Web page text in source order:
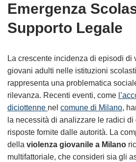
Emergenza
Supporto Legale
La crescente incidenza di episodi di
giovani adulti nelle istituzioni
rappresenta una problematica
rilevanza. Recenti eventi, come
diciottenne nel comune di Milano,
la necessità di analizzare le radici
risposte fornite dalle autorità. La
della violenza giovanile a Milano
multifattoriale, che consideri sia gli